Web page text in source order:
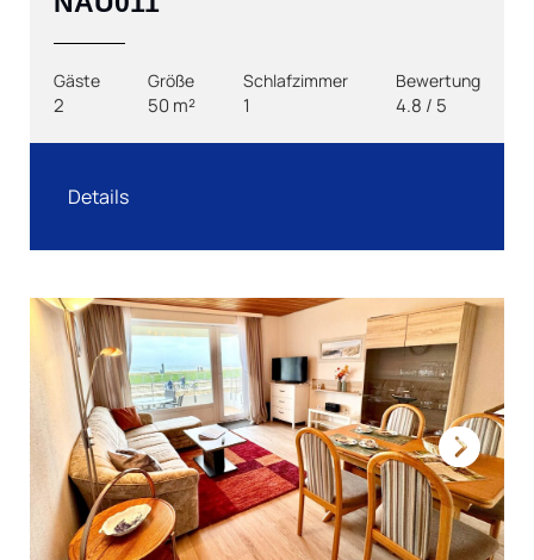
Gäste
2
Größe
50 m²
Schlafzimmer
1
Bewertung
4.8 / 5
Details
Next